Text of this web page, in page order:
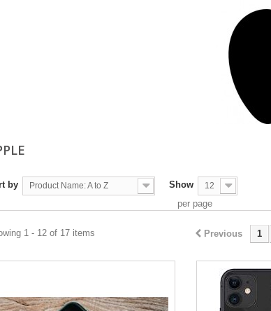
by Product Name: A to Z Show 12
per page
Previous 1
1 - 12 of 17 items